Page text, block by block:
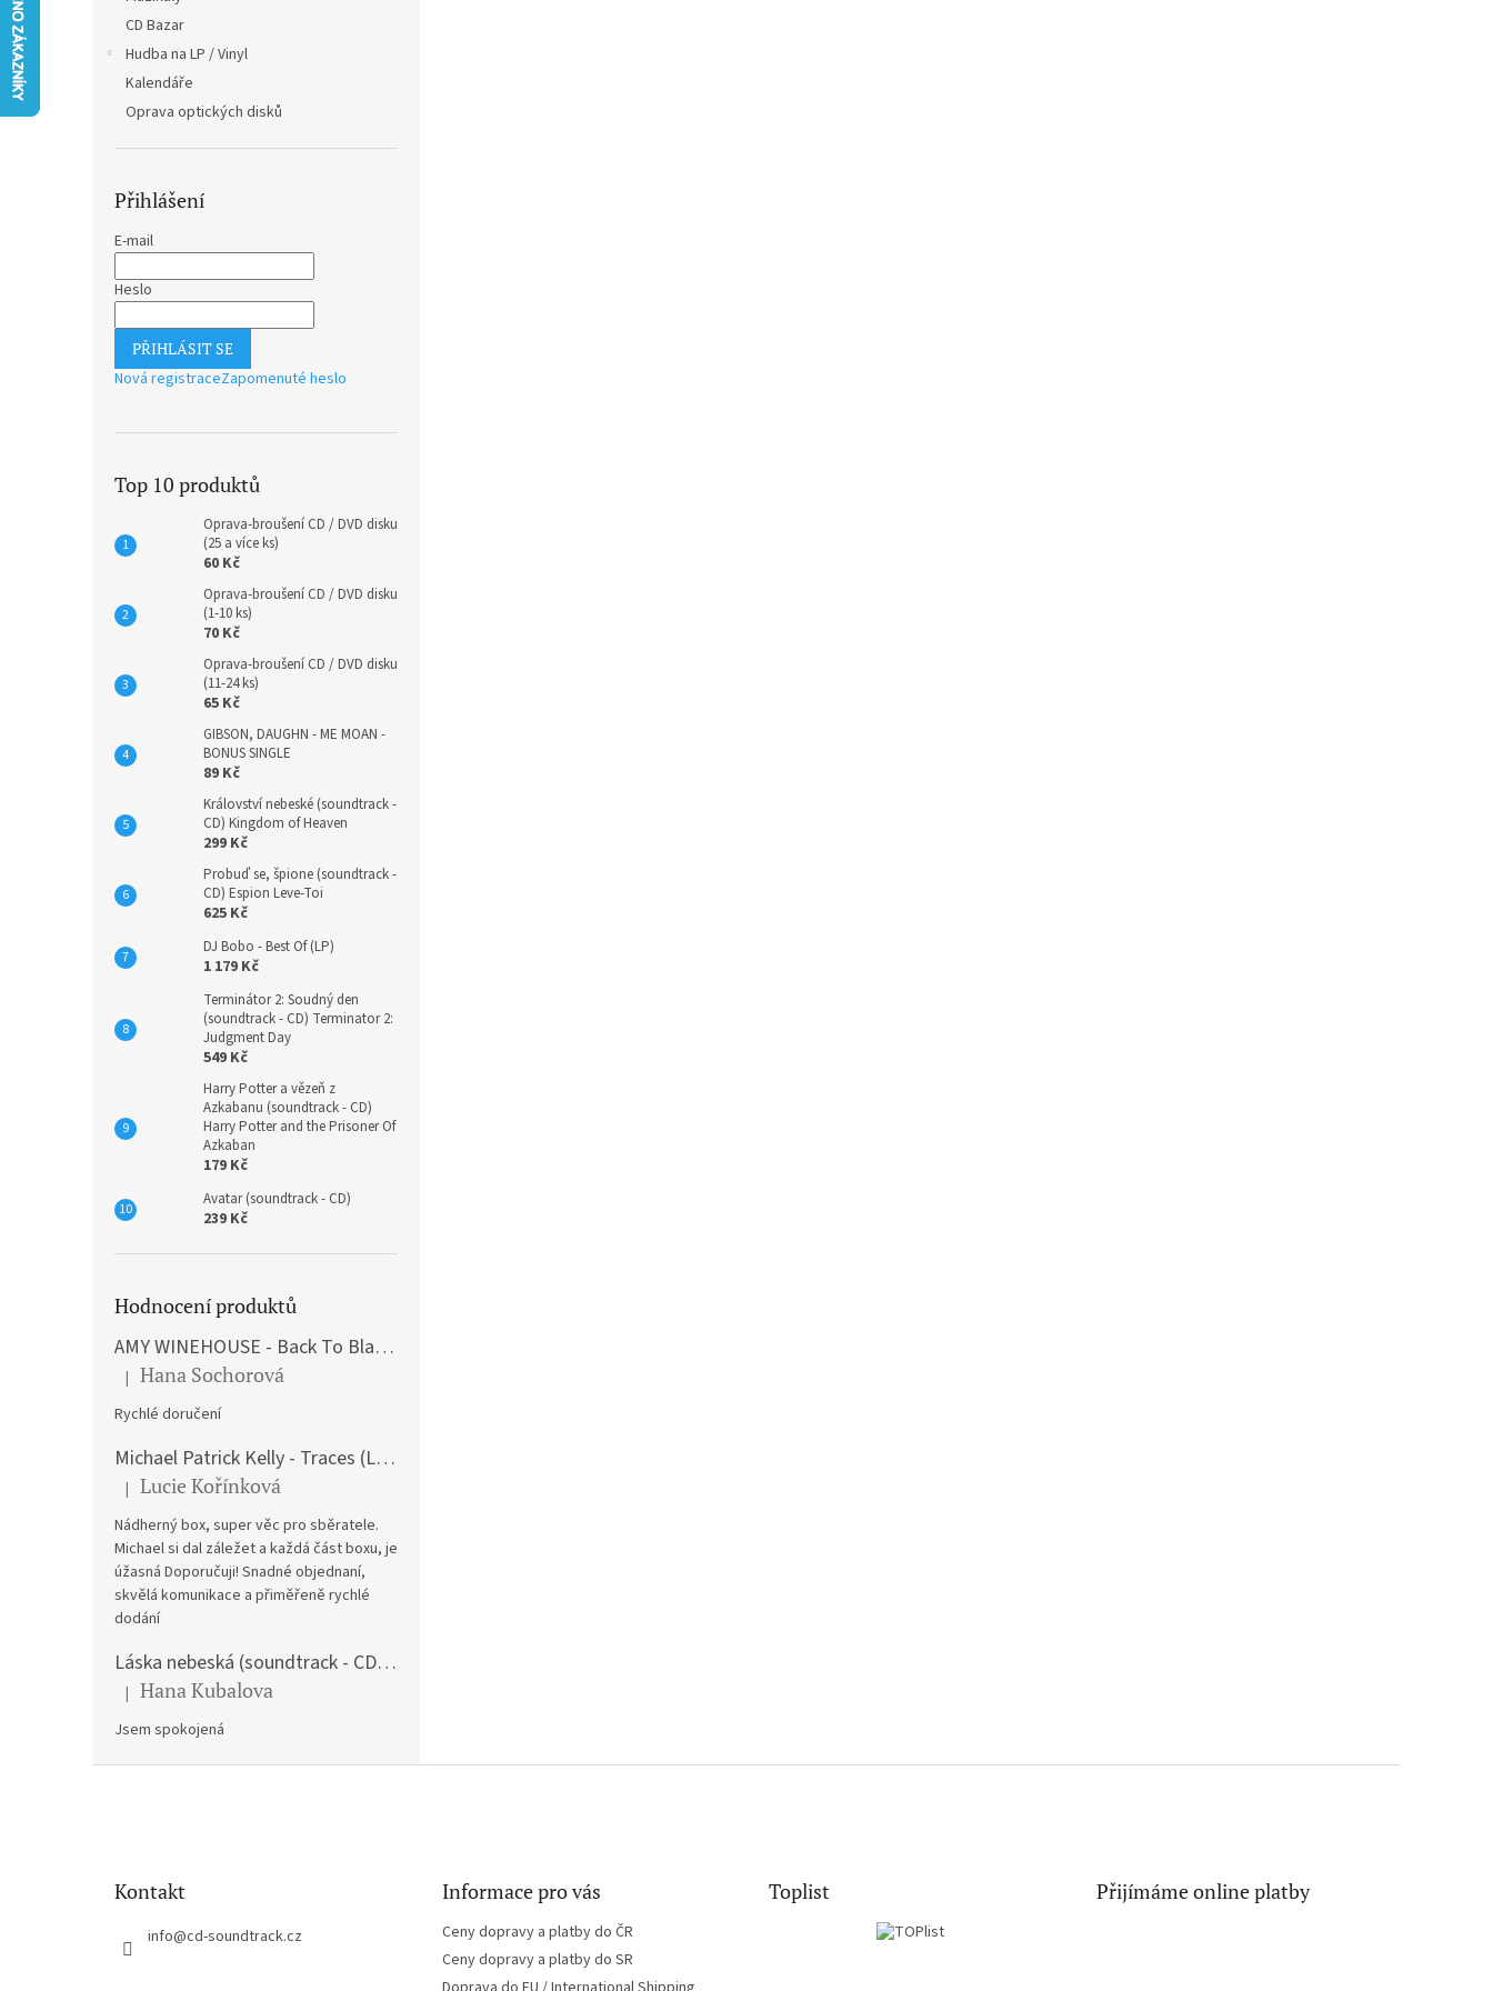
CD Bazar
Hudba na LP / Vinyl
Kalendáře
Oprava optických disků
Přihlášení
E-mail
Heslo
PŘIHLÁSIT SE
Nová registraceZapomenuté heslo
Top 10 produktů
Oprava-broušení CD / DVD disku
(25 a více ks)
60 Kč
Oprava-broušení CD / DVD disku
(1-10 ks)
70 Kč
Oprava-broušení CD / DVD disku
(11-24 ks)
65 Kč
GIBSON, DAUGHN - ME MOAN -
BONUS SINGLE
89 Kč
Království nebeské (soundtrack -
CD) Kingdom of Heaven
299 Kč
Probuď se, špione (soundtrack -
CD) Espion Leve-Toi
625 Kč
DJ Bobo - Best Of (LP)
1 179 Kč
Terminátor 2: Soudný den
(soundtrack - CD) Terminator 2:
Judgment Day
549 Kč
Harry Potter a vězeň z
Azkabanu (soundtrack - CD)
Harry Potter and the Prisoner Of
Azkaban
179 Kč
Avatar (soundtrack - CD)
239 Kč
Hodnocení produktů
AMY WINEHOUSE - Back To Black (LP)
Hodnocení produktu je 5 z 5 hvězdiček.
| Hana Sochorová
Rychlé doručení
Michael Patrick Kelly - Traces (Limited Edition) (Premium Box-Set) (LP)
Hodnocení produktu je 5 z 5 hvězdiček.
| Lucie Kořínková
Nádherný box, super věc pro sběratele.
Michael si dal záležet a každá část boxu, je
úžasná Doporučuji! Snadné objednaní,
skvělá komunikace a přiměřeně rychlé
dodání
Láska nebeská (soundtrack - CD) Love Actually
Hodnocení produktu je 5 z 5 hvězdiček.
| Hana Kubalova
Jsem spokojená
Kontakt
info@cd-soundtrack.cz
Informace pro vás
Ceny dopravy a platby do ČR
Ceny dopravy a platby do SR
Toplist Přijímáme online platby